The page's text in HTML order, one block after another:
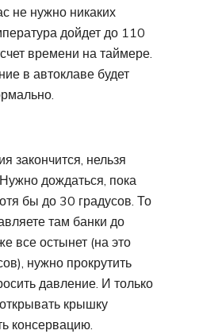
не нужно никаких
дойдет до 110
времени на таймере.
в автоклаве будет
закончится, нельзя
дождаться, пока
бы до 30 градусов. То
там банки до
все остынет (на это
нужно прокрутить
давление. И только
крышку
консервацию.